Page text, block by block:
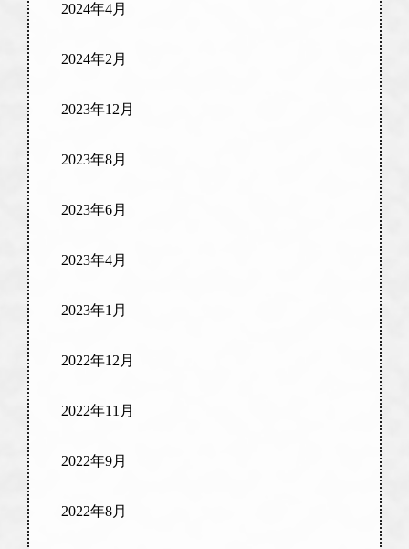
2024年4月
2024年2月
2023年12月
2023年8月
2023年6月
2023年4月
2023年1月
2022年12月
2022年11月
2022年9月
2022年8月